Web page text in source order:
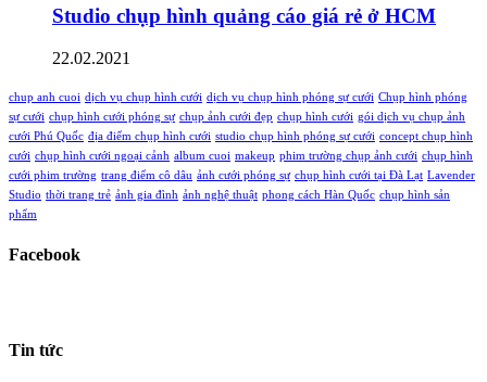
Studio chụp hình quảng cáo giá rẻ ở HCM
22.02.2021
chup anh cuoi dịch vụ chụp hình cưới dịch vụ chụp hình phóng sự cưới Chụp hình phóng
sự cưới chụp hình cưới phóng sự chụp ảnh cưới đẹp chụp hình cưới gói dịch vụ chụp ảnh
cưới Phú Quốc địa điểm chụp hình cưới studio chụp hình phóng sự cưới concept chụp hình
cưới chụp hình cưới ngoại cảnh album cuoi makeup phim trường chụp ảnh cưới chụp hình
cưới phim trường trang điểm cô dâu ảnh cưới phóng sự chụp hình cưới tại Đà Lạt Lavender
Studio thời trang trẻ ảnh gia đình ảnh nghệ thuật phong cách Hàn Quốc chụp hình sản
phẩm
Facebook
Tin tức